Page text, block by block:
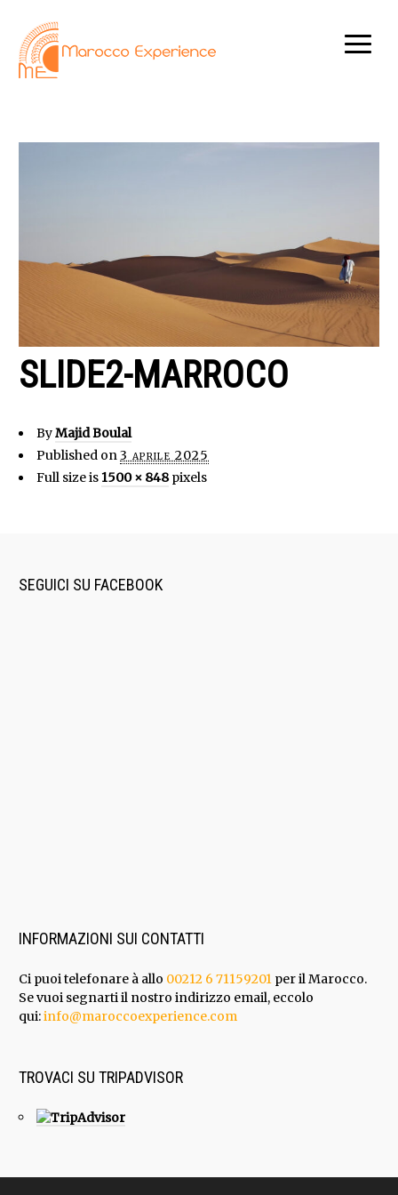
SLIDE2-MARROCO
ByMajid Boulal
Published on3 aprile 2025
Full size is1500 × 848pixels
SEGUICI SU FACEBOOK
INFORMAZIONI SUI CONTATTI
Ci puoi telefonare à allo 00212 6 71159201 per il Marocco.
Se vuoi segnarti il nostro indirizzo email, eccolo
qui:info@maroccoexperience.com
TROVACI SU TRIPADVISOR